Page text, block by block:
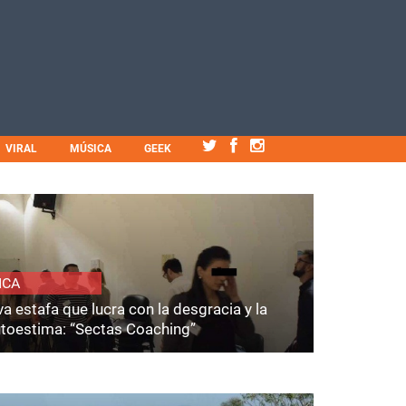
VIRAL MÚSICA GEEK
estafa que lucra con la desgracia y la
“Sectas Coaching”